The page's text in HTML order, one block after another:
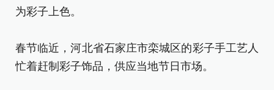
为彩子上色。
春节临近，河北省石家庄市栾城区的彩子手工艺人
忙着赶制彩子饰品，供应当地节日市场。